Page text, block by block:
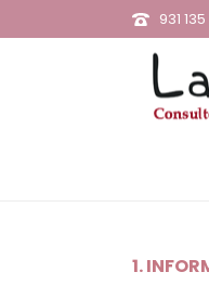
931 135
1.